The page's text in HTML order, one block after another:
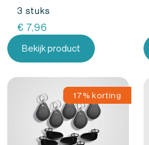
3 stuks
€ 7,96
Bekijk product
17% korting